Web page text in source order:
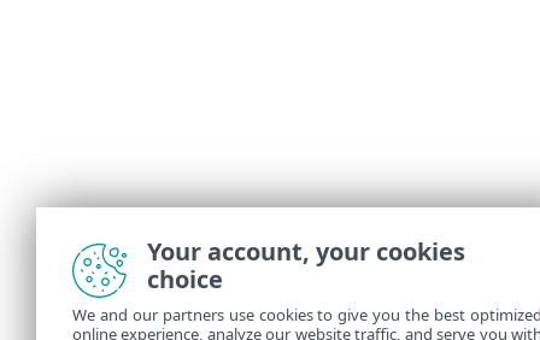
Your account, your cookies
choice
We and our partners use cookies to give you the best
online experience, analyze our website traffic, and serve you